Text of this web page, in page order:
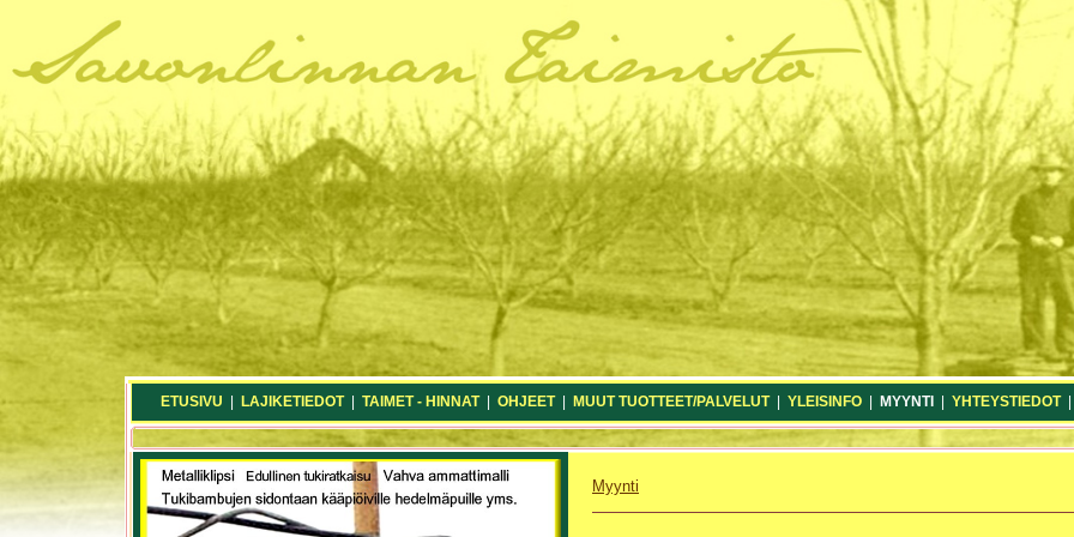
ETUSIVU LAJIKETIEDOT| TAIMET - HINNAT| OHJEET| MUUT TUOTTEET/PALVELUT| YLEISINFO MYYNTI YHTEYSTIEDOT
Myynti